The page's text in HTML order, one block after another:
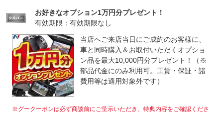
お好きなオプション1万円分プレゼント！
有効期限：有効期限なし
当店へご来店当日にご成約のお客様に、
車と同時購入＆お取付いただくオプショ
ン品を最大10,000円分プレゼント！（※
部品代金にのみ利用可。工賃・保証・諸
費用等は適用対象外です）
※グークーポンは必ず商談前にご呈示いただき、特典内容をご確認くださ